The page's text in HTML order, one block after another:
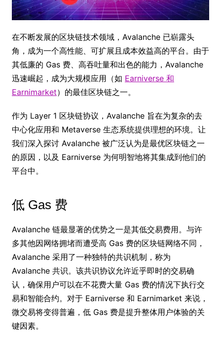
在不断发展的区块链技术领域，Avalanche 已崭露头
角，成为一个高性能、可扩展且成本效益高的平台。由于
其低廉的 Gas 费、高吞吐量和出色的能力，Avalanche
迅速崛起，成为大规模应用（如 Earniverse 和
Earnimarket）的最佳区块链之一。
作为 Layer 1 区块链协议，Avalanche 旨在为复杂的去
中心化应用和 Metaverse 生态系统提供理想的环境。让
我们深入探讨 Avalanche 被广泛认为是最优区块链之一
的原因，以及 Earniverse 为何明智地将其集成到他们的
平台中。
低 Gas 费
Avalanche 链最显著的优势之一是其低交易费用。与许
多其他因网络拥堵而遭受高 Gas 费的区块链网络不同，
Avalanche 采用了一种独特的共识机制，称为
Avalanche 共识。该共识协议允许近乎即时的交易确
认，确保用户可以在不花费大量 Gas 费的情况下执行交
易和智能合约。对于 Earniverse 和 Earnimarket 来说，
微交易将变得普遍，低 Gas 费是提升整体用户体验的关
键因素。